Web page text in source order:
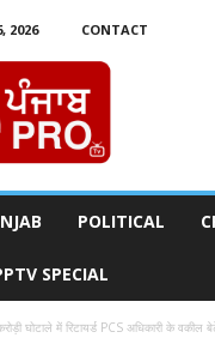
2026
CONTACT
POLITICAL
SPECIAL
घोटाले में रिटायर्ड PCS अधिकारी के वकील